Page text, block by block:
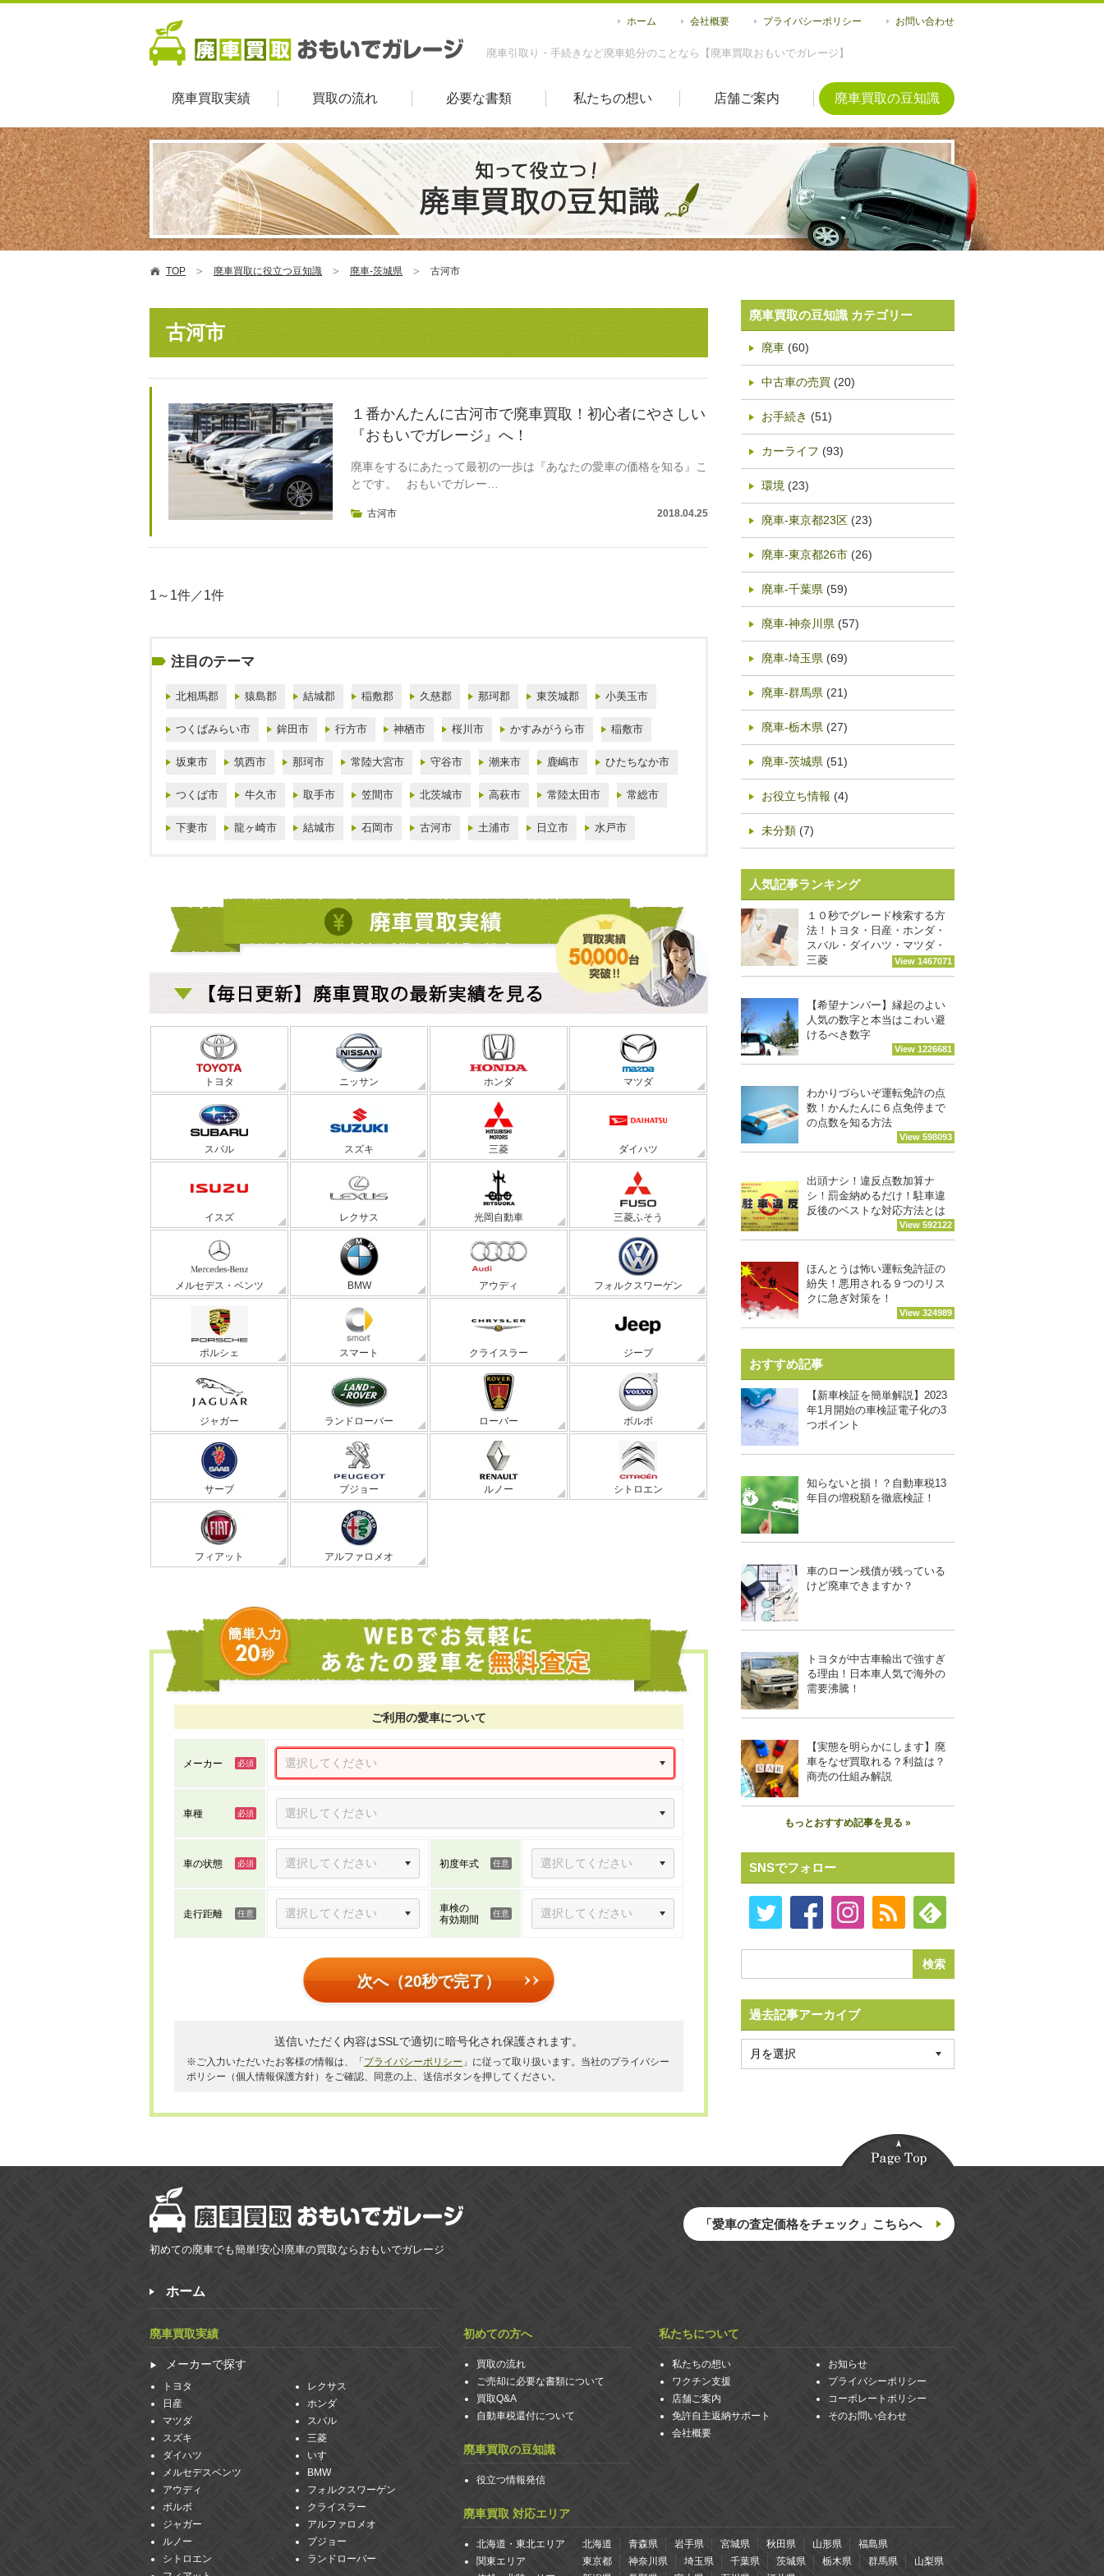
廃車引取り・手続きなど廃車処分のことなら【廃車買取おもいでガレージ】
ホーム 会社概要 プライバシーポリシー お問い合わせ
廃車買取実績 買取の流れ 必要な書類 私たちの想い 店舗ご案内 廃車買取の豆知識
TOP 廃車買取に役立つ豆知識 廃車-茨城県 古河市
古河市
１番かんたんに古河市で廃車買取！初心者にやさしい
『おもいでガレージ』へ！
廃車をするにあたって最初の一歩は『あなたの愛車の価格を知る』こ
とです。 おもいでガレー…
古河市 2018.04.25
1～1件／1件
注目のテーマ
北相馬郡 猿島郡 結城郡 稲敷郡 久慈郡 那珂郡 東茨城郡 小美玉市
つくばみらい市 鉾田市 行方市 神栖市 桜川市 かすみがうら市 稲敷市
坂東市 筑西市 那珂市 常陸大宮市 守谷市 潮来市 鹿嶋市 ひたちなか市
つくば市 牛久市 取手市 笠間市 北茨城市 高萩市 常陸太田市 常総市
下妻市 龍ヶ崎市 結城市 石岡市 古河市 土浦市 日立市 水戸市
トヨタ ニッサン ホンダ マツダ
スバル スズキ 三菱 ダイハツ
イスズ レクサス 光岡自動車 三菱ふそう
メルセデス・ベンツ BMW アウディ フォルクスワーゲン
ポルシェ スマート クライスラー ジープ
ジャガー ランドローバー ローバー ボルボ
サーブ プジョー ルノー シトロエン
フィアット アルファロメオ
ご利用の愛車について
メーカー
車種
車の状態 初度年式
走行距離
車検の
有効期間
次へ（20秒で完了）
送信いただく内容はSSLで適切に暗号化され保護されます。
※ご入力いただいたお客様の情報は、「 プライバシーポリシー 」に従って取り扱います。当社のプライバシー
ポリシー（個人情報保護方針）をご確認、同意の上、送信ボタンを押してください。
廃車買取の豆知識 カテゴリー
廃車 (60)
中古車の売買 (20)
お手続き (51)
カーライフ (93)
環境 (23)
廃車-東京都23区 (23)
廃車-東京都26市 (26)
廃車-千葉県 (59)
廃車-神奈川県 (57)
廃車-埼玉県 (69)
廃車-群馬県 (21)
廃車-栃木県 (27)
廃車-茨城県 (51)
お役立ち情報 (4)
未分類 (7)
人気記事ランキング
１０秒でグレード検索する方
法！トヨタ・日産・ホンダ・
スバル・ダイハツ・マツダ・
三菱
View 1467071
【希望ナンバー】縁起のよい
人気の数字と本当はこわい避
けるべき数字
View 1226681
わかりづらいぞ運転免許の点
数！かんたんに６点免停まで
の点数を知る方法
View 598093
出頭ナシ！違反点数加算ナ
シ！罰金納めるだけ！駐車違
反後のベストな対応方法とは
View 592122
ほんとうは怖い運転免許証の
紛失！悪用される９つのリス
クに急ぎ対策を！
View 324989
おすすめ記事
【新車検証を簡単解説】2023
年1月開始の車検証電子化の3
つポイント
知らないと損！？自動車税13
年目の増税額を徹底検証！
車のローン残債が残っている
けど廃車できますか？
トヨタが中古車輸出で強すぎ
る理由！日本車人気で海外の
需要沸騰！
【実態を明らかにします】廃
車をなぜ買取れる？利益は？
商売の仕組み解説
もっとおすすめ記事を見る »
SNSでフォロー
過去記事アーカイブ
初めての廃車でも簡単!安心!廃車の買取ならおもいでガレージ
「愛車の査定価格をチェック」こちらへ
ホーム
廃車買取実績
メーカーで探す
トヨタ
レクサス
日産
ホンダ
マツダ
スバル
スズキ
三菱
ダイハツ
いすゞ
メルセデスベンツ
BMW
アウディ
フォルクスワーゲン
ボルボ
クライスラー
ジャガー
アルファロメオ
ルノー
プジョー
シトロエン
ランドローバー
初めての方へ
買取の流れ
ご売却に必要な書類について
買取Q&A
自動車税還付について
廃車買取の豆知識
役立つ情報発信
私たちについて
私たちの想い
ワクチン支援
店舗ご案内
免許自主返納サポート
会社概要
お知らせ
プライバシーポリシー
コーポレートポリシー
そのお問い合わせ
廃車買取 対応エリア
北海道・東北エリア 北海道 青森県 岩手県 宮城県 秋田県 山形県
福島県
関東エリア
東京都 神奈川県 埼玉県 千葉県 茨城県 栃木県 群馬県
山梨県